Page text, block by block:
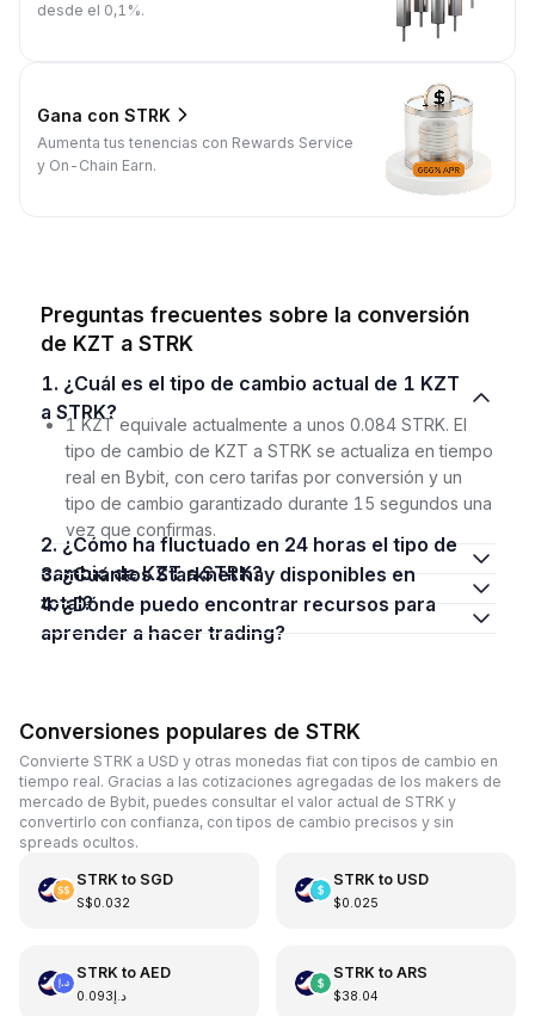
desde el 0,1%.
Gana con STRK
Aumenta tus tenencias con Rewards Service
y On-Chain Earn.
Preguntas frecuentes sobre la conversión
de KZT a STRK
1. ¿Cuál es el tipo de cambio actual de 1 KZT
a STRK?
1 KZT equivale actualmente a unos 0.084 STRK. El
tipo de cambio de KZT a STRK se actualiza en tiempo
real en Bybit, con cero tarifas por conversión y un
tipo de cambio garantizado durante 15 segundos una
vez que confirmas.
2. ¿Cómo ha fluctuado en 24 horas el tipo de
cambio de KZT a STRK?
3. ¿Cuántos Starknet hay disponibles en
total?
4. ¿Dónde puedo encontrar recursos para
aprender a hacer trading?
Conversiones populares de STRK
Convierte STRK a USD y otras monedas fiat con tipos de cambio en
tiempo real. Gracias a las cotizaciones agregadas de los makers de
mercado de Bybit, puedes consultar el valor actual de STRK y
convertirlo con confianza, con tipos de cambio precisos y sin
spreads ocultos.
STRK to SGD
S$0.032
STRK to USD
$0.025
STRK to AED
د.إ0.093
STRK to ARS
$38.04